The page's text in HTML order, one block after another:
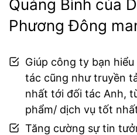
Quảng Bình của
Phương Đông
Giúp công ty bạn
tác cũng như truyền
nhất tới đối tác Anh,
phẩm/ dịch vụ tốt
Tăng cường sự tin